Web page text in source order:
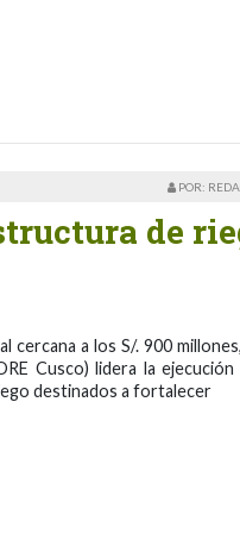
POR:
de
cercana a los S/. 900
Cusco) lidera la ejecución
destinados a fortalecer